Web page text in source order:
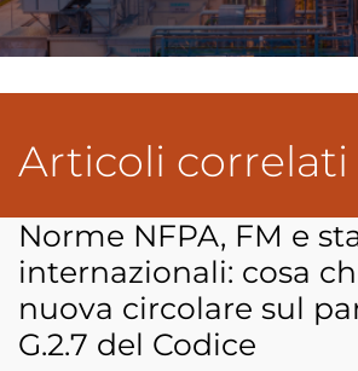
Articoli correlati
Norme NFPA, FM e
internazionali: cosa
nuova circolare sul
G.2.7 del Codice